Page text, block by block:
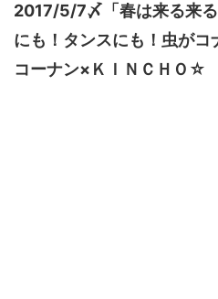
2017/5/7〆「春は来る来
にも！タンスにも！虫が
コーナン×ＫＩＮＣＨＯ☆